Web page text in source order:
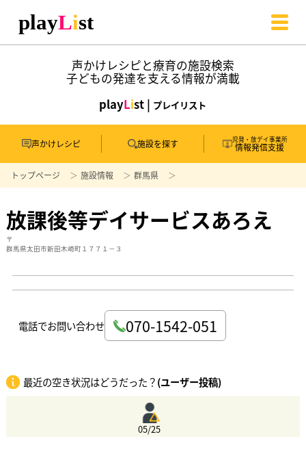
声かけレシピと療育の施設検索
子どもの発達を支える情報が満載
playList | プレイリスト
声かけレシピ 施設を探す 児発・放デイ事業所
情報発信支援
トップページ 施設情報 群馬県
放課後等デイサービスあろえ
〒
群馬県太田市新田木崎町１７７１－３
電話でお問い合わせ 070-1542-051
最近の空き状況はどうだった？(ユーザー投稿)
05/25